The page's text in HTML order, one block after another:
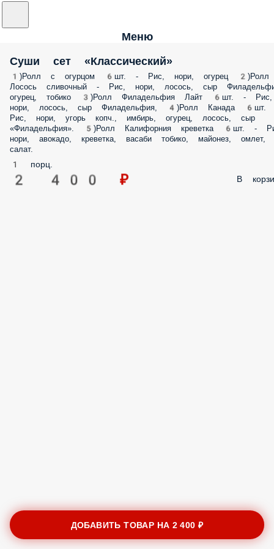
Меню
Суши сет «Классический»
1)Ролл с огурцом 6шт. - Рис, нори, огурец 2)Ролл
Лосось сливочный - Рис, нори, лосось, сыр
огурец, тобико 3)Ролл Филадельфия Лайт 6шт. - Рис,
нори, лосось, сыр Филадельфия, 4)Ролл Канада 6шт.
Рис, нори, угорь копч., имбирь, огурец, лосось, сыр
«Филадельфия». 5)Ролл Калифорния креветка 6шт. -
нори, авокадо, креветка, васаби тобико, майонез, омлет,
салат.
1 порц.
2 400 ₽ В
ДОБАВИТЬ ТОВАР НА 2 400 ₽